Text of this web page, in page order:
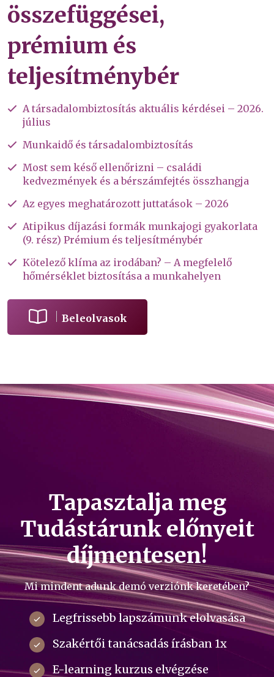
összefüggései,
prémium és
teljesítménybér
A társadalombiztosítás aktuális kérdései – 2026.
július
Munkaidő és társadalombiztosítás
Most sem késő ellenőrizni – családi
kedvezmények és a bérszámfejtés összhangja
Az egyes meghatározott juttatások – 2026
Atipikus díjazási formák munkajogi gyakorlata
(9. rész) Prémium és teljesítménybér
Kötelező klíma az irodában? – A megfelelő
hőmérséklet biztosítása a munkahelyen
Beleolvasok
Tapasztalja meg
Tudástárunk előnyeit
díjmentesen!
Mi mindent adunk demó verziónk keretében?
Legfrissebb lapszámunk elolvasása
Szakértői tanácsadás írásban 1x
E-learning kurzus elvégzése